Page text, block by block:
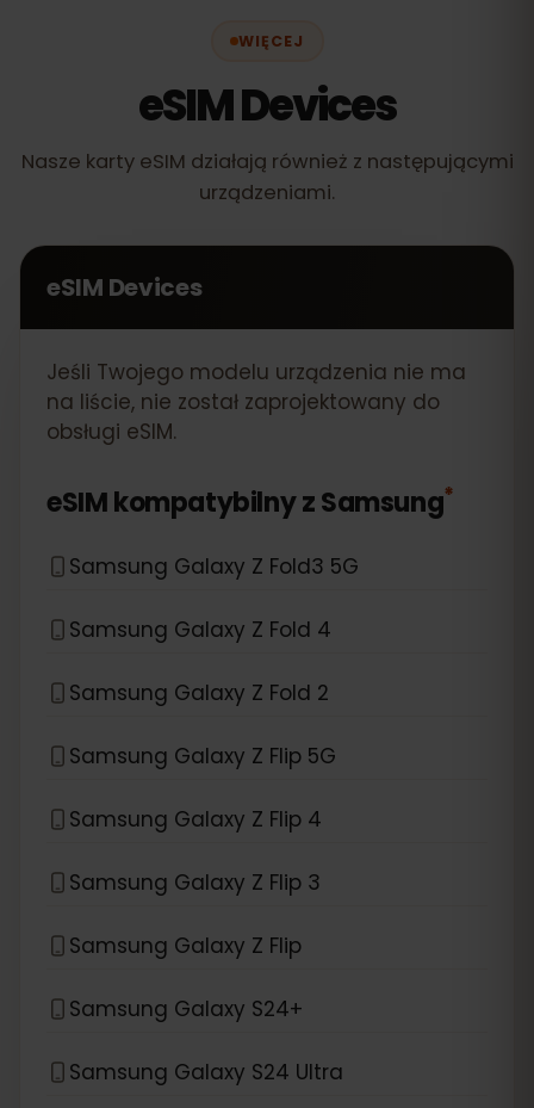
WIĘCEJ
eSIM Devices
Nasze karty eSIM działają również z następującymi
urządzeniami.
eSIM Devices
Jeśli Twojego modelu urządzenia nie ma
na liście, nie został zaprojektowany do
obsługi eSIM.
eSIM kompatybilny zSamsung*
Samsung Galaxy Z Fold3 5G
Samsung Galaxy Z Fold 4
Samsung Galaxy Z Fold 2
Samsung Galaxy Z Flip 5G
Samsung Galaxy Z Flip 4
Samsung Galaxy Z Flip 3
Samsung Galaxy Z Flip
Samsung Galaxy S24+
Samsung Galaxy S24 Ultra